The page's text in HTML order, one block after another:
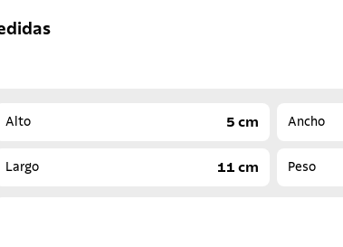
Alto 5 cm Ancho
Largo 11 cm Peso